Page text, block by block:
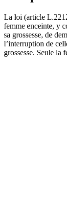
La loi (article
femme enceinte, y
sa grossesse, de
l’interruption de
grossesse. Seule la